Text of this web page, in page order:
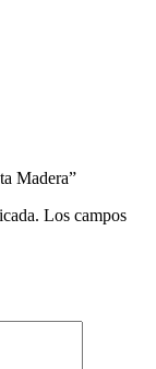
Madera”
Los campos